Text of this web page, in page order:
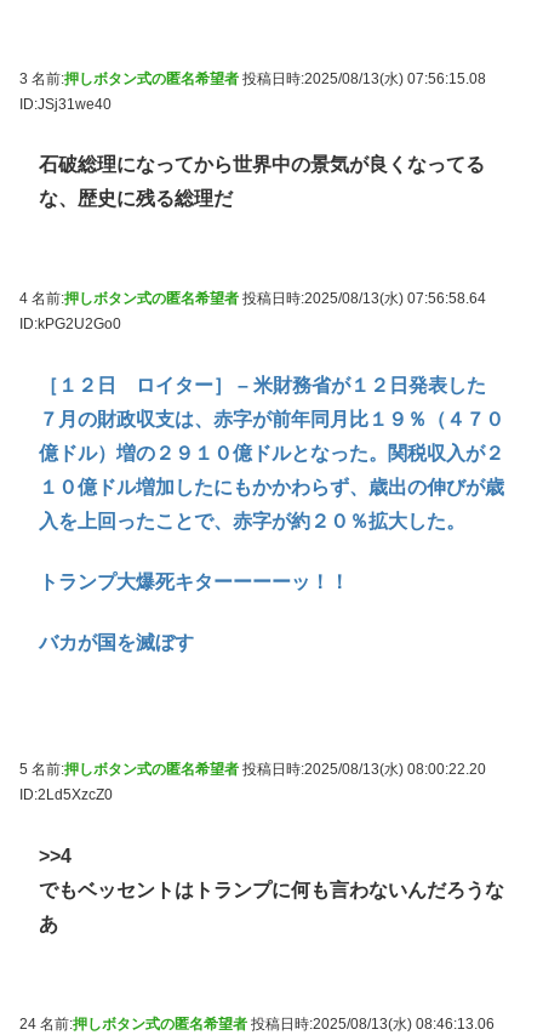
3 名前:押しボタン式の匿名希望者 投稿日時:2025/08/13(水) 07:56:15.08
ID:JSj31we40
石破総理になってから世界中の景気が良くなってる
な、歴史に残る総理だ
4 名前:押しボタン式の匿名希望者 投稿日時:2025/08/13(水) 07:56:58.64
ID:kPG2U2Go0
［１２日 ロイター］ – 米財務省が１２日発表した
７月の財政収支は、赤字が前年同月比１９％（４７０
億ドル）増の２９１０億ドルとなった。関税収入が２
１０億ドル増加したにもかかわらず、歳出の伸びが歳
入を上回ったことで、赤字が約２０％拡大した。
トランプ大爆死キターーーーッ！！
バカが国を滅ぼす
5 名前:押しボタン式の匿名希望者 投稿日時:2025/08/13(水) 08:00:22.20
ID:2Ld5XzcZ0
>>4
でもベッセントはトランプに何も言わないんだろうな
あ
24 名前:押しボタン式の匿名希望者 投稿日時:2025/08/13(水) 08:46:13.06